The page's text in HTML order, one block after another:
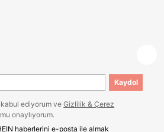
Kaydol
kabul ediyorum veGizlilik & Çerez
onaylıyorum.
haberlerini e-posta ile almak